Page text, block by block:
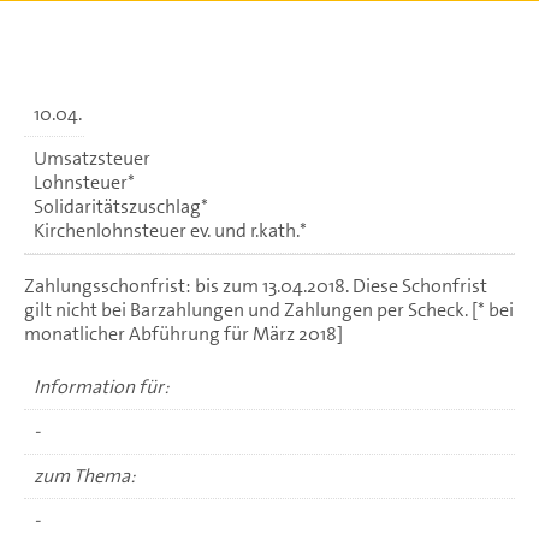
10.04.
Umsatzsteuer
Lohnsteuer*
Solidaritätszuschlag*
Kirchenlohnsteuer ev. und r.kath.*
Zahlungsschonfrist: bis zum 13.04.2018. Diese Schonfrist
gilt nicht bei Barzahlungen und Zahlungen per Scheck. [* bei
monatlicher Abführung für März 2018]
Information für:
-
zum Thema:
-